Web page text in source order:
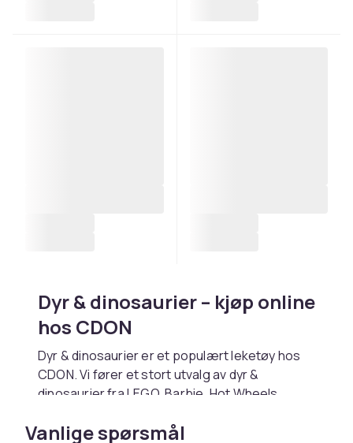
Dyr & dinosaurier – kjøp online
hos CDON
Dyr & dinosaurier er et populært leketøy hos
CDON. Vi fører et stort utvalg av dyr &
dinosaurier fra LEGO, Barbie, Hot Wheels,
priser.
Vanlige spørsmål